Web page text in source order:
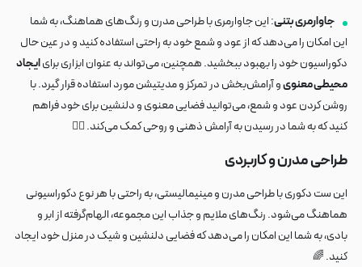
جاوارمری بتنی: این جاوارمری با طراحی مدرن و رنگ‌های هماهنگ، به شما
این امکان را می‌دهد که از عود و شمع خود به راحتی استفاده کنید و در عین حال
دکوراسیون خود را بهبود ببخشید. همچنین، می‌تواند به عنوان ابزاری برایایجاد
محیطی معنویو آرامش‌بخش در تمرکز و مدیتیشن مورد استفاده قرار گیرد. با
روشن کردن عود و شمع، می‌توانید فضایی معنوی و دلنشین برای خود فراهم
کنید که به شما در رسیدن به آرامش ذهنی و روحی کمک می‌کند. 🧘‍♀️
طراحی مدرن و کاربردی
این ست دکوری با طراحی مدرن و مینیمالیستی، به راحتی با هر نوع دکوراسیونی
هماهنگ می‌شود. رنگ‌های ملایم و جذاب این مجموعه، الهام‌گرفته از ابر و
بادی، به شما این امکان را می‌دهد که فضایی دلنشین و شیک در منزل خود ایجاد
کنید. 🌈